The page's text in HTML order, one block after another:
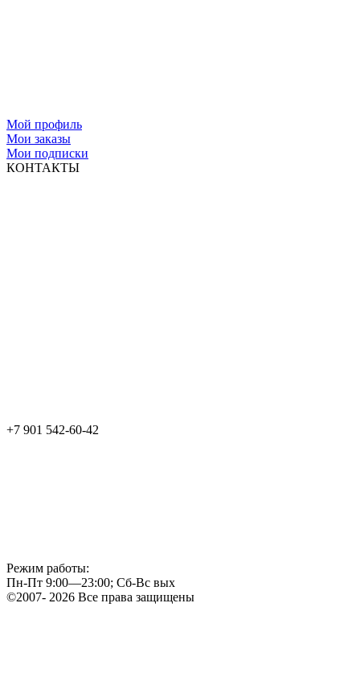
Мой профиль
Мои заказы
Мои подписки
КОНТАКТЫ
+7 901 542-60-42
Режим работы:
Пн-Пт 9:00—23:00; Сб-Вс вых
©2007- 2026 Все права защищены